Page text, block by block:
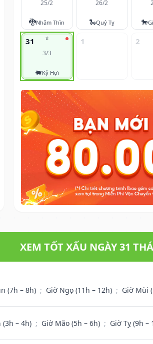
25/2
🐉Nhâm Thìn
26/2
🐍Quý Tỵ 🐎
⭐
31
3/3
🐖Kỷ Hợi
1 2
XEM TỐT XẤU NGÀY 31
(7h – 8h) ; Giờ Ngọ (11h – 12h) ; Giờ Mùi
(3h – 4h) ; Giờ Mão (5h – 6h) ; Giờ Tỵ (9h –